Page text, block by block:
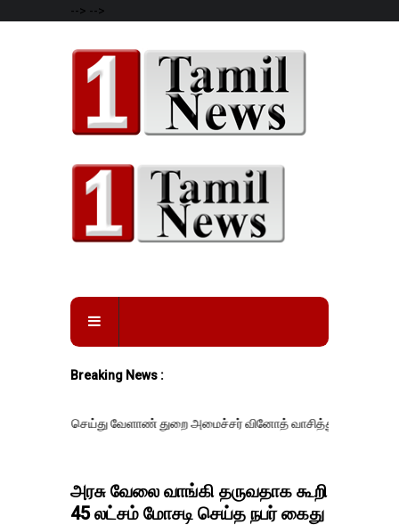
--> -->
Breaking News :
வேளாண் துறை அமைச்சர் வினோத் வாசித்து வருகிறார். �.
அரசு வேலை வாங்கி தருவதாக கூறி
45 லட்சம் மோசடி செய்த நபர் கைது